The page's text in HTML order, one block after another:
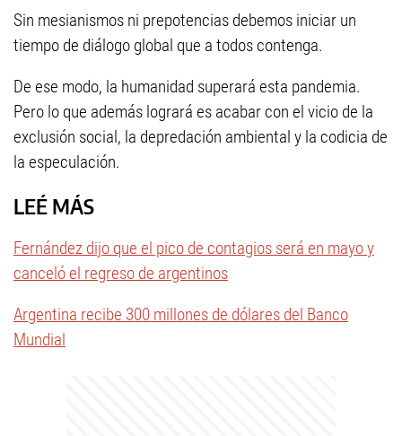
Sin mesianismos ni prepotencias debemos iniciar un
tiempo de diálogo global que a todos contenga.
De ese modo, la humanidad superará esta pandemia.
Pero lo que además logrará es acabar con el vicio de la
exclusión social, la depredación ambiental y la codicia de
la especulación.
LEÉ MÁS
Fernández dijo que el pico de contagios será en mayo y
canceló el regreso de argentinos
Argentina recibe 300 millones de dólares del Banco
Mundial